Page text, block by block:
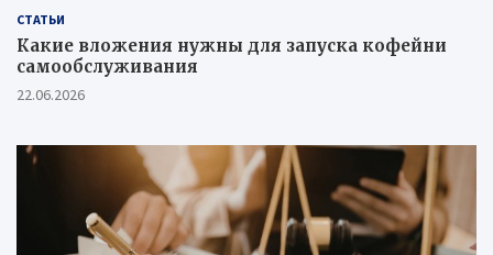
СТАТЬИ
Какие вложения нужны для запуска кофейни
самообслуживания
22.06.2026